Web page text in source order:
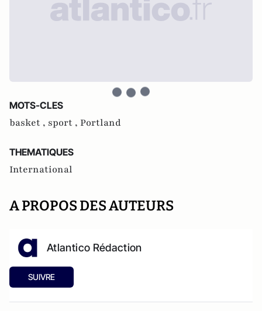
MOTS-CLES
basket , sport , Portland
THEMATIQUES
International
A PROPOS DES AUTEURS
Atlantico Rédaction
SUIVRE